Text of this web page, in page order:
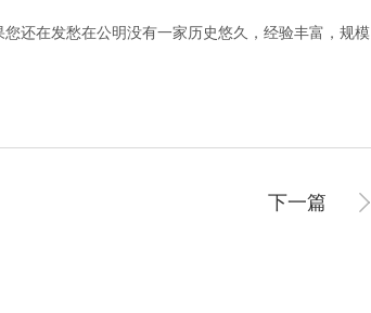
还在发愁在公明没有一家历史悠久，经验丰富，规模
下一篇